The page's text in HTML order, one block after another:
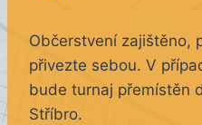
Občerstvení zajištěno,
přivezte sebou. V
bude turnaj přemístěn
Stříbro.